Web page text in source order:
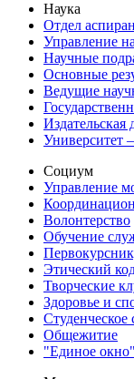
Наука
Отдел
Управление
Научные
Основные
Ведущие
Издательская
Университет
Социум
Управление
Волонтерство
Обучение
Этический
Творческие
Здоровье и
Студенческое
Общежитие
"Единое